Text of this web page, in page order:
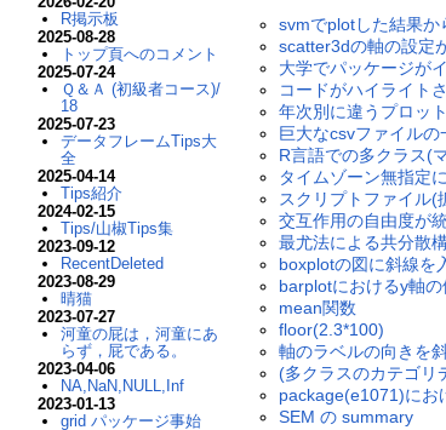
svmでplotした結果
scatter3dの軸の設定
大学でパッケージが
コードがハイライト
年次別に違うプロッ
巨大なcsvファイル
R言語での多クラス(
タイムゾーン無指定
スクリプトファイル(
交互作用の自由度が
最尤法による共分散
boxplotの図に斜線を
barplotにおけるy軸の
mean関数
floor(2.3*100)
軸のラベルの向きを
(多クラスのカテゴリ
package(e1071)にお
SEM の summary
R掲示板
2025-08-28
トップ頁へのコメント
2025-07-24
Ｑ＆Ａ (初級者コース)/
18
2025-07-23
データフレームTips大
全
2025-04-14
Tips紹介
2024-02-15
Tips/山椒Tips集
2023-09-12
RecentDeleted
2023-08-29
晴猫
2023-07-27
河童の屁は，河童にあ
らず，屁である。
2023-04-06
NA,NaN,NULL,Inf
2023-01-13
grid パッケージ事始